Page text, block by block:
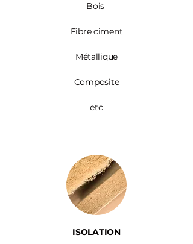
Bois ​
Fibre ciment
Métallique
Composite
etc
ISOLATION